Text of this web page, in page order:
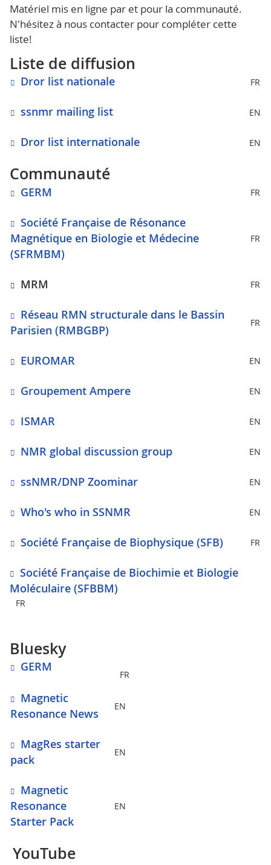
Matériel mis en ligne par et pour la communauté.
N'hésitez à nous contacter pour compléter cette
liste!
Liste de diffusion
Dror list nationale FR
ssnmr mailing list EN
Dror list internationale EN
Communauté
GERM FR
Société Française de Résonance
Magnétique en Biologie et Médecine
(SFRMBM)
FR
MRM FR
Réseau RMN structurale dans le Bassin
Parisien (RMBGBP)
FR
EUROMAR EN
Groupement Ampere EN
ISMAR EN
NMR global discussion group EN
ssNMR/DNP Zoominar EN
Who's who in SSNMR EN
Société Française de Biophysique (SFB) FR
Société Française de Biochimie et Biologie
Moléculaire (SFBBM)
FR
Bluesky
GERM
FR
Magnetic
Resonance News
EN
MagRes starter
pack
EN
Magnetic
Resonance
Starter Pack
EN
YouTube